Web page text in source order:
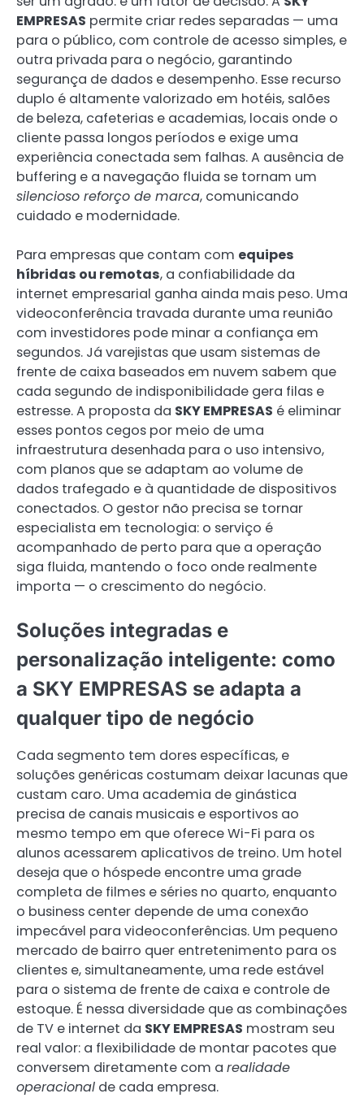
EMPRESAS permite criar redes separadas — uma
para o público, com controle de acesso simples, e
outra privada para o negócio, garantindo
segurança de dados e desempenho. Esse recurso
duplo é altamente valorizado em hotéis, salões
de beleza, cafeterias e academias, locais onde o
cliente passa longos períodos e exige uma
experiência conectada sem falhas. A ausência de
buffering e a navegação fluida se tornam um
silencioso reforço de marca, comunicando
cuidado e modernidade.
Para empresas que contam com equipes
híbridas ou remotas, a confiabilidade da
internet empresarial ganha ainda mais peso. Uma
videoconferência travada durante uma reunião
com investidores pode minar a confiança em
segundos. Já varejistas que usam sistemas de
frente de caixa baseados em nuvem sabem que
cada segundo de indisponibilidade gera filas e
estresse. A proposta da SKY EMPRESAS é eliminar
esses pontos cegos por meio de uma
infraestrutura desenhada para o uso intensivo,
com planos que se adaptam ao volume de
dados trafegado e à quantidade de dispositivos
conectados. O gestor não precisa se tornar
especialista em tecnologia: o serviço é
acompanhado de perto para que a operação
siga fluida, mantendo o foco onde realmente
importa — o crescimento do negócio.
Soluções integradas e
personalização inteligente: como
a SKY EMPRESAS se adapta a
qualquer tipo de negócio
Cada segmento tem dores específicas, e
soluções genéricas costumam deixar lacunas que
custam caro. Uma academia de ginástica
precisa de canais musicais e esportivos ao
mesmo tempo em que oferece Wi-Fi para os
alunos acessarem aplicativos de treino. Um hotel
deseja que o hóspede encontre uma grade
completa de filmes e séries no quarto, enquanto
o business center depende de uma conexão
impecável para videoconferências. Um pequeno
mercado de bairro quer entretenimento para os
clientes e, simultaneamente, uma rede estável
para o sistema de frente de caixa e controle de
estoque. É nessa diversidade que as combinações
de TV e internet da SKY EMPRESAS mostram seu
real valor: a flexibilidade de montar pacotes que
conversem diretamente com a realidade
operacional de cada empresa.